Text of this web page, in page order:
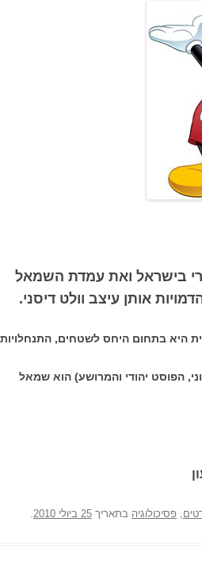
בישראל ואת עמדת השמאל
אותן עיצב וולט דיסני.
היא בתחום היחס לשטחים, התנחלויות
הפוסט יהודי והמרושע) הוא שמאל
, פסיכולוגיה בתאריך 25 ביולי 2010 .